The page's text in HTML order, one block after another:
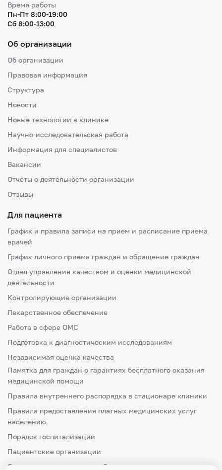
Пн-Пт 8:00-19:00
Cб 8:00-13:00
Время работы
Об организации
Об организации
Правовая информация
Структура
Новости
Новые технологии в клинике
Научно-исследовательская работа
Информация для специалистов
Вакансии
Отчеты о деятельности организации
Отзывы
Для пациента
График и правила записи на прием и расписание приема
врачей
График личного приема граждан и обращение граждан
Отдел управления качеством и оценки медицинской
деятельности
Контролирующие организации
Лекарственное обеспечение
Работа в сфере ОМС
Подготовка к диагностическим исследованиям
Независимая оценка качества
Памятка для граждан о гарантиях бесплатного оказания
медицинской помощи
Правила внутреннего распорядка в стационаре клиники
Правила предоставления платных медицинских услуг
населению
Порядок госпитализации
Пациентские организации
Ознакомление пациента либо его законного представителя